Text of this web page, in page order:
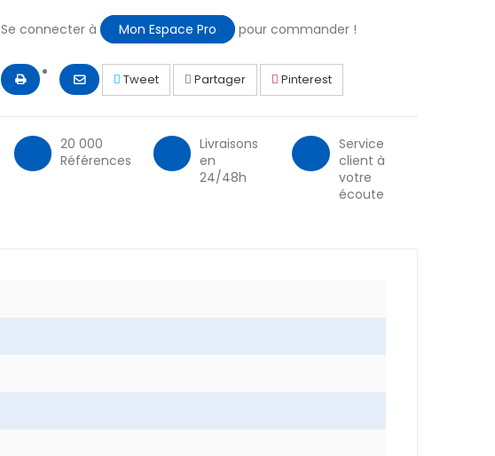
Se connecter à Mon Espace Pro pour commander !
Tweet Partager Pinterest
20 000
Références
Livraisons
en
24/48h
Service
client à
votre
écoute